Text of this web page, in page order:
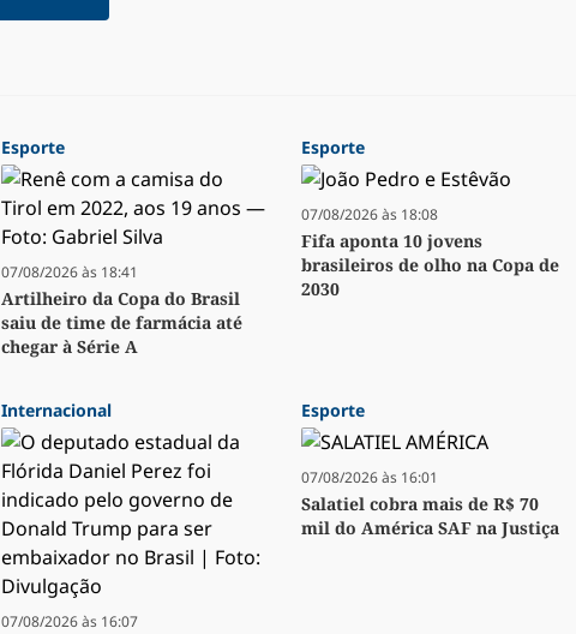
Esporte
07/08/2026 às 18:41
Artilheiro da Copa do Brasil
saiu de time de farmácia até
chegar à Série A
Esporte
07/08/2026 às 18:08
Fifa aponta 10 jovens
brasileiros de olho na Copa de
2030
Internacional
07/08/2026 às 16:07
Esporte
07/08/2026 às 16:01
Salatiel cobra mais de R$ 70
mil do América SAF na Justiça